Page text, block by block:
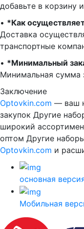
добавьте в корзину
•⁠ ⁠ *Как
Доставка
транспортные
•⁠ ⁠ *Минимальный
Минимальная сумма
Заключение
Optovkin.com — ваш
закупок Другие
широкий
оптом Другие
Optovkin.com и
основная
Мобильная